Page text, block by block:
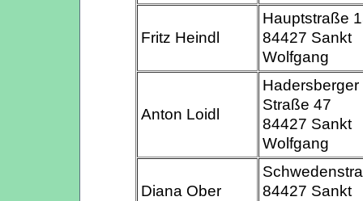
Fritz Heindl
Hauptstraße
84427 Sankt
Wolfgang
Anton Loidl
Hadersberger
Straße 47
84427 Sankt
Wolfgang
Diana Ober
84427 Sankt